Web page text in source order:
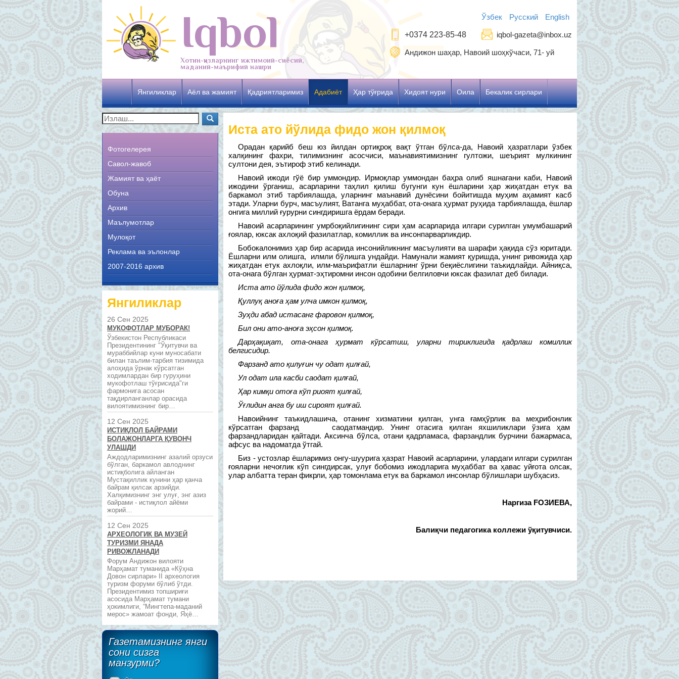
Iqbol
Хотин-қизларнинг ижтимоий-сиёсий,
маданий-маърифий нашри
Ўзбек Русский English
+0374 223-85-48 iqbol-gazeta@inbox.uz
Андижон шаҳар, Навоий шоҳкўчаси, 71- уй
Янгиликлар Аёл ва жамият Қадриятларимиз Адабиёт Ҳар тўғрида Хидоят нури Оила Бекалик сирлари
Фотогелерея
Савол-жавоб
Жамият ва ҳаёт
Обуна
Архив
Маълумотлар
Мулоқот
Реклама ва эълонлар
2007-2016 архив
Янгиликлар
26 Сен 2025
МУКОФОТЛАР МУБОРАК!
Ўзбекистон Республикаси
Президентининг "Ўқитувчи ва
мураббийлар куни муносабати
билан таълим-тарбия тизимида
алоҳида ўрнак кўрсатган
ходимлардан бир гуруҳини
мукофотлаш тўғрисида"ги
фармонига асосан
тақдирланганлар орасида
вилоятимизнинг бир…
12 Сен 2025
ИСТИҚЛОЛ БАЙРАМИ
БОЛАЖОНЛАРГА ҚУВОНЧ
УЛАШДИ
Аждодларимизнинг азалий орзуси
бўлган, баркамол авлоднинг
истиқболига айланган
Мустақиллик кунини ҳар қанча
байрам қилсак арзийди.
Халқимизнинг энг улуғ, энг азиз
байрами - истиқлол айёми
жорий…
12 Сен 2025
АРХЕОЛОГИК ВА МУЗЕЙ
ТУРИЗМИ ЯНАДА
РИВОЖЛАНАДИ
Форум Андижон вилояти
Марҳамат туманида «Кўҳна
Довон сирлари» II археология
туризм форуми бўлиб ўтди.
Президентимиз топшириғи
асосида Марҳамат тумани
ҳокимлиги, “Мингтепа-маданий
мерос» жамоат фонди, Яҳё…
Газетамизнинг янги
сони сизга
манзурми?
Иста ато йўлида фидо жон қилмоқ
Орадан қарийб беш юз йилдан ортиқроқ вақт ўтган бўлса-да, Навоий ҳазратлари ўзбек
халқининг фахри, тилимизнинг асосчиси, маънавиятимизнинг гултожи, шеърият мулкининг
султони дея, эътироф этиб келинади.
Навоий ижоди гўё бир уммондир. Ирмоқлар уммондан баҳра олиб яшнагани каби, Навоий
ижодини ўрганиш, асарларини таҳлил қилиш бугунги кун ёшларини ҳар жиҳатдан етук ва
баркамол этиб тарбиялашда, уларнинг маънавий дунёсини бойитишда муҳим аҳамият касб
этади. Уларни бурч, масъулият, Ватанга муҳаббат, ота-онага ҳурмат руҳида тарбиялашда, ёшлар
онгига миллий ғурурни сингдиришга ёрдам беради.
Навоий асарларининг умрбоқийлигининг сири ҳам асарларида илгари сурилган умумбашарий
ғоялар, юксак ахлоқий фазилатлар, комиллик ва инсонпарварликдир.
Бобокалонимиз ҳар бир асарида инсонийликнинг масъулияти ва шарафи ҳақида сўз юритади.
Ёшларни илм олишга, илмли бўлишга ундайди. Намунали жамият қуришда, унинг ривожида ҳар
жиҳатдан етук ахлоқли, илм-маърифатли ёшларнинг ўрни беқиёслигини таъкидлайди. Айниқса,
ота-онага бўлган ҳурмат-эҳтиромни инсон одобини белгиловчи юксак фазилат деб билади.
Иста ато йўлида фидо жон қилмоқ,
Қуллуқ аноға ҳам улча имкон қилмоқ,
Зуҳди абад истасанг фаровон қилмоқ,
Бил они ато-аноға эҳсон қилмоқ.
Дарҳақиқат, ота-онага ҳурмат кўрсатиш, уларни тириклигида қадрлаш комиллик
белгисидир.
Фарзанд ато қилуғин чу одат қилғай,
Ул одат ила касби саодат қилғай,
Ҳар кимқи отоға кўп риоят қилғай,
Ўғлидин анга бу иш сироят қилғай.
Навоийнинг таъкидлашича, отанинг хизматини қилган, унга ғамҳўрлик ва меҳрибонлик
кўрсатган фарзанд саодатмандир. Унинг отасига қилган яхшиликлари ўзига ҳам
фарзандларидан қайтади. Аксинча бўлса, отани қадрламаса, фарзандлик бурчини бажармаса,
афсус ва надоматда ўтгай.
Биз - устозлар ёшларимиз онгу-шуурига ҳазрат Навоий асарларини, улардаги илгари сурилган
ғояларни нечоғлик кўп сингдирсак, улуғ бобомиз ижодларига муҳаббат ва ҳавас уйғота олсак,
улар албатта теран фикрли, ҳар томонлама етук ва баркамол инсонлар бўлишлари шубҳасиз.
Наргиза FОЗИЕВА,
Балиқчи педагогика коллежи ўқитувчиси.